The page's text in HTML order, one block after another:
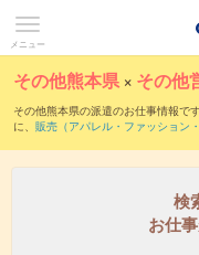
メニュー
その他熊本県 × その他
その他熊本県の派遣のお仕事情報で
に、 販売（アパレル・ファッション
でいただけます。
検
お仕